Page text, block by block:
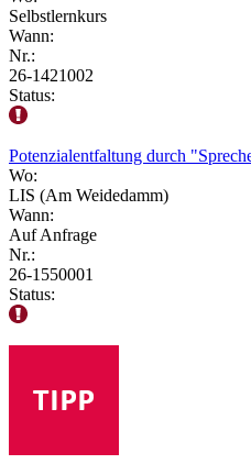
Selbstlernkurs
Wann:
Nr.:
26-1421002
Status:
Potenzialentfaltung durch
Wo:
LIS (Am Weidedamm)
Wann:
Auf Anfrage
Nr.:
26-1550001
Status: